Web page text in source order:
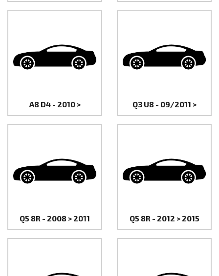
A8 D4 - 2010 > Q3 U8 - 09/2011 >
Q5 8R - 2008 > 2011 Q5 8R - 2012 > 2015